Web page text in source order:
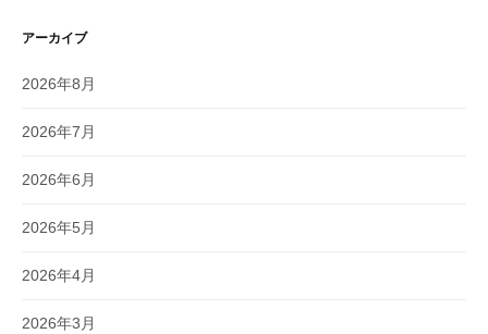
アーカイブ
2026年8月
2026年7月
2026年6月
2026年5月
2026年4月
2026年3月